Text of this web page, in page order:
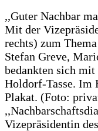
,,Guter Nachbar
Mit der
rechts) zum
Stefan Greve,
bedankten sich mit
Holdorf-Tasse. Im
Plakat. (Foto:
Vizepräsidentin